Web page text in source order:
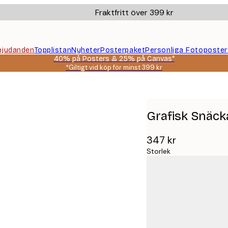
Fraktfritt över 399 kr
TopplistanNyheterPosterpaketPersonliga
40% på Posters & 25% på Canvas*
*Giltigt vid köp för minst 399 kr
Grafisk
347 kr
Storlek